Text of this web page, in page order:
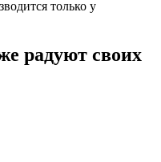
только у
радуют своих